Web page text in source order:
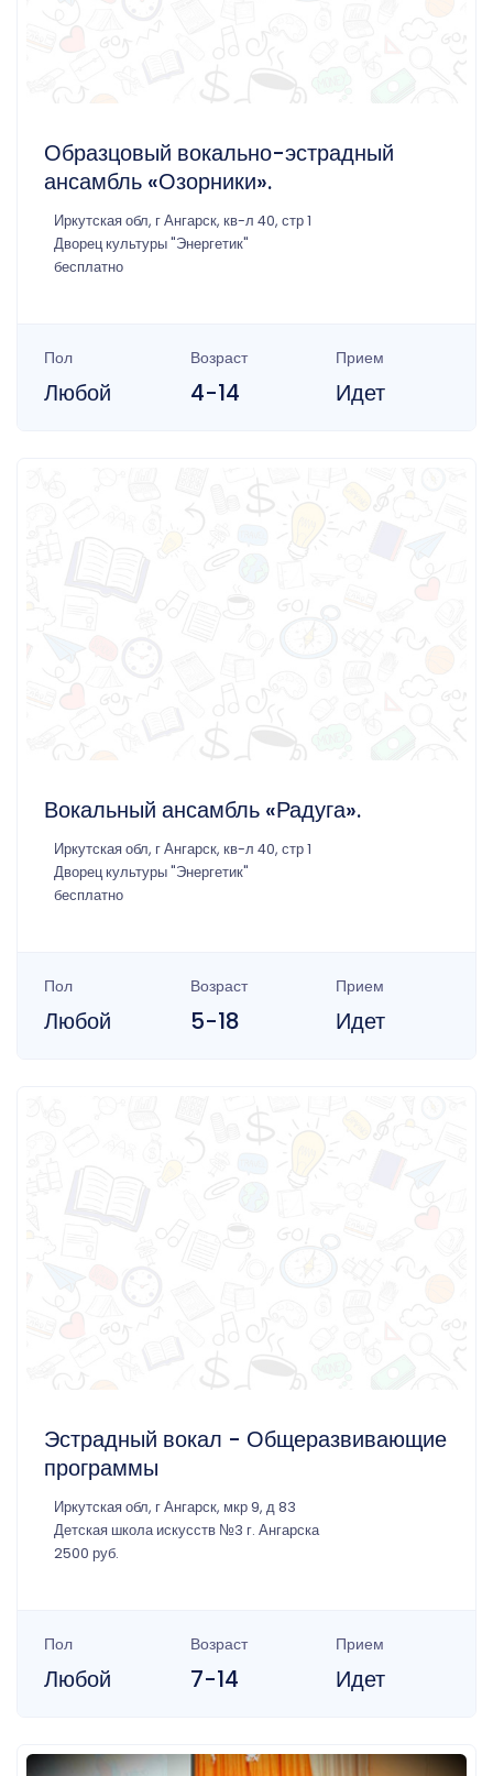
Образцовый вокально-эстрадный
ансамбль «Озорники».
Иркутская обл, г Ангарск, кв-л 40, стр 1
Дворец культуры "Энергетик"
бесплатно
Пол
Любой
Возраст
4-14
Прием
Идет
Вокальный ансамбль «Радуга».
Иркутская обл, г Ангарск, кв-л 40, стр 1
Дворец культуры "Энергетик"
бесплатно
Пол
Любой
Возраст
5-18
Прием
Идет
Эстрадный вокал - Общеразвивающие
программы
Иркутская обл, г Ангарск, мкр 9, д 83
Детская школа искусств №3 г. Ангарска
2500 руб.
Пол
Любой
Возраст
7-14
Прием
Идет